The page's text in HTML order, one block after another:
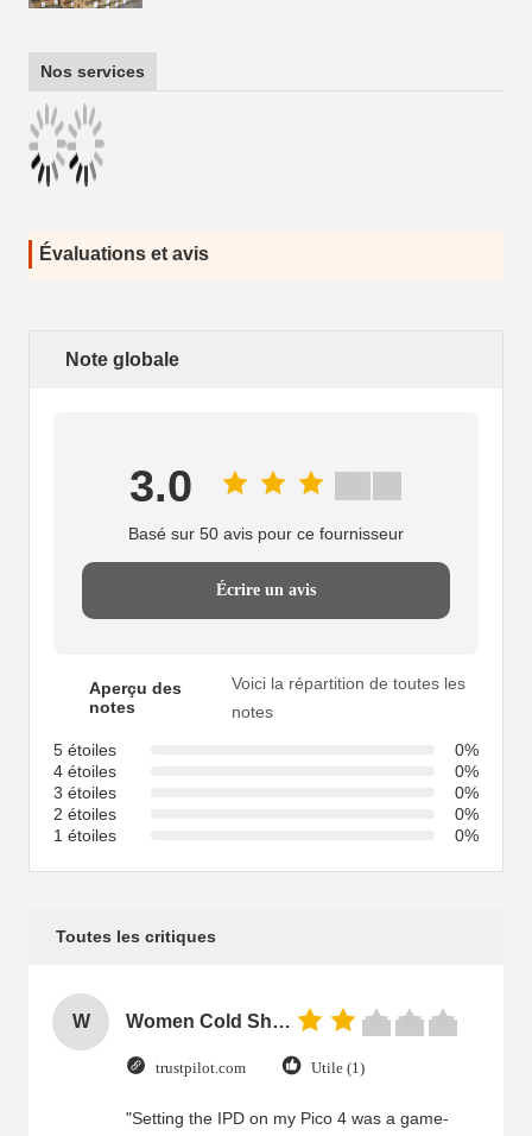
Nos services
Évaluations et avis
Note globale
3.0
Basé sur 50 avis pour ce fournisseur
Écrire un avis
Aperçu des
notes
Voici la répartition de toutes les
notes
5 étoiles
0%
4 étoiles
0%
3 étoiles
0%
2 étoiles
0%
1 étoiles
0%
Toutes les critiques
W Women Cold Shoulder V Neck Rayon Blouse
trustpilot.com Utile (1)
"Setting the IPD on my Pico 4 was a game-